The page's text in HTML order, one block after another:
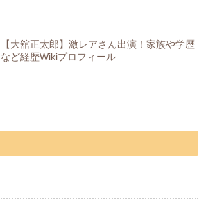
【大舘正太郎】激レアさん出演！家族や学歴
など経歴Wikiプロフィール